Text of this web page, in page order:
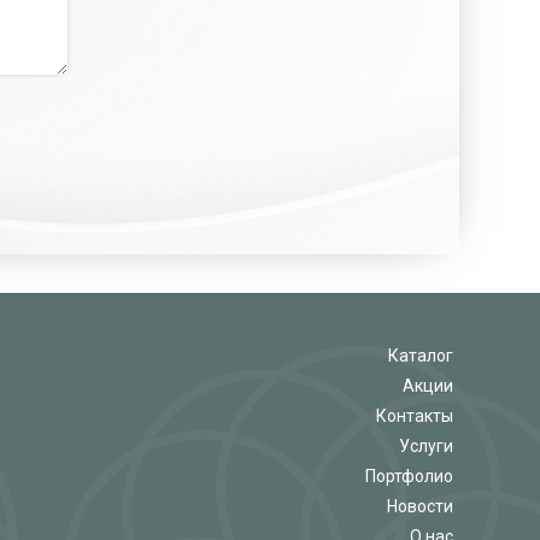
Каталог
Акции
Контакты
Услуги
Портфолио
Новости